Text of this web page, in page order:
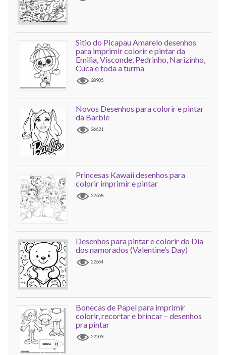
Sitio do Picapau Amarelo desenhos
para imprimir colorir e pintar da
Emilia, Visconde, Pedrinho, Narizinho,
Cuca e toda a turma
28905
Novos Desenhos para colorir e pintar
da Barbie
26621
Princesas Kawaii desenhos para
colorir imprimir e pintar
22668
Desenhos para pintar e colorir do Dia
dos namorados (Valentine’s Day)
22664
Bonecas de Papel para imprimir
colorir, recortar e brincar – desenhos
pra pintar
22509